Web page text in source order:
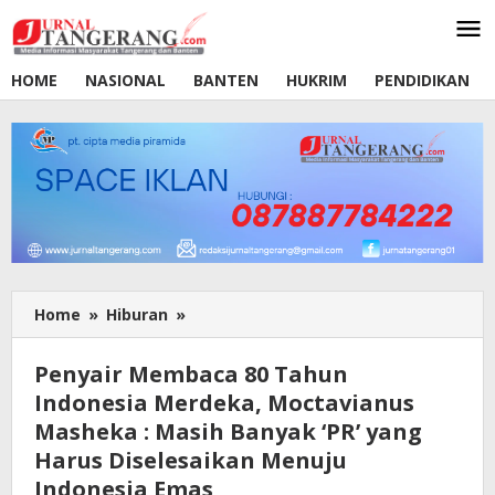
ke
konten
HOME
NASIONAL BANTEN HUKRIM PENDIDIKAN
Home » Hiburan »
Membaca
Tahun
Indonesia
Merdeka,
Moctavianus
Penyair Membaca 80 Tahun
Indonesia Merdeka, Moctavianus
Masheka : Masih Banyak ‘PR’ yang
Harus Diselesaikan Menuju
Indonesia Emas